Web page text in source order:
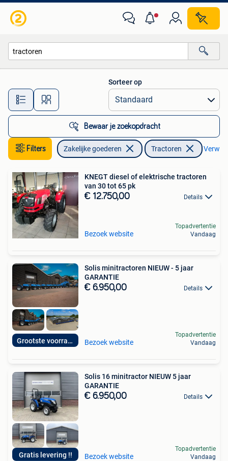
Alle afstanden…
Sorteer op
Bewaar je zoekopdracht
Filters Zakelijke goederen Tractoren
KNEGT diesel of elektrische tractoren
van 30 tot 65 pk
€ 12.750,00 Details
Bezoek website
Topadvertentie
Vandaag
Grootste voorraad!
Solis minitractoren NIEUW - 5 jaar
GARANTIE
€ 6.950,00 Details
Bezoek website
Topadvertentie
Vandaag
Gratis levering !!
Solis 16 minitractor NIEUW 5 jaar
GARANTIE
€ 6.950,00 Details
Bezoek website
Topadvertentie
Vandaag